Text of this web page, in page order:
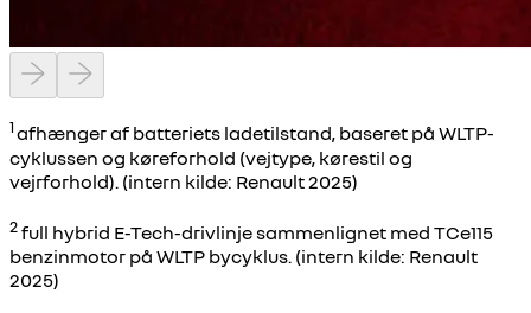
1afhænger af batteriets ladetilstand, baseret på WLTP-
cyklussen og køreforhold (vejtype, kørestil og
vejrforhold). (intern kilde: Renault 2025)
2full hybrid E-Tech-drivlinje sammenlignet med TCe115
benzinmotor på WLTP bycyklus. (intern kilde: Renault
2025)